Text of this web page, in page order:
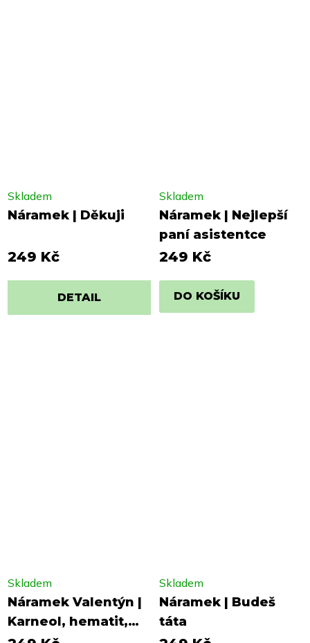
Náramek | Děkuji
Skladem
249 Kč
DETAIL
Náramek | Nejlepší
paní asistentce
Skladem
249 Kč
DO KOŠÍKU
Náramek Valentýn |
Karneol, hematit,
Skladem
Náramek | Budeš
táta
Skladem